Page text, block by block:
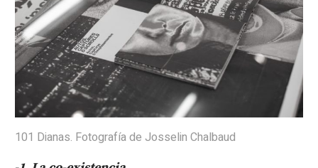
101 Dianas. Fotografía de Josselin Chalbaud